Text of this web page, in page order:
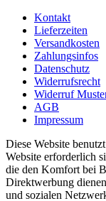
Kontakt
Lieferzeiten
Versandkosten
Zahlungsinfos
Datenschutz
Widerrufsrecht
Widerruf
AGB
Impressum
Diese Website
Website erforderlich
die den Komfort bei
Direktwerbung
und sozialen